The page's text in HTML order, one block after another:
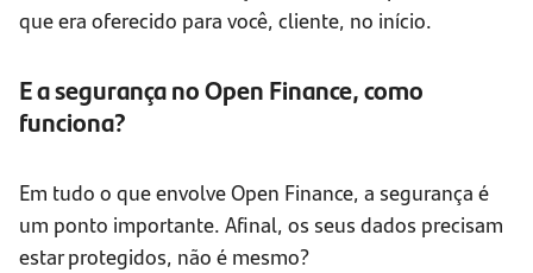
que era oferecido para você, cliente, no início.
E a segurança no Open Finance, como
funciona?
Em tudo o que envolve Open Finance, a segurança é
um ponto importante. Afinal, os seus dados precisam
estar protegidos, não é mesmo?